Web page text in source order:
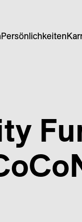
Persönlichkeiten